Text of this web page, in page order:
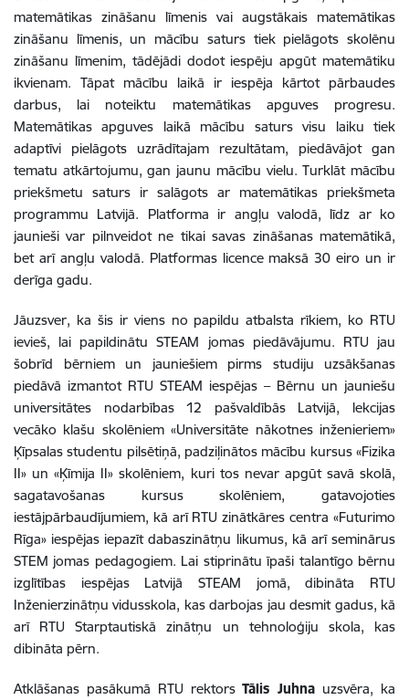
matemātikas zināšanu līmenis vai augstākais matemātikas
zināšanu līmenis, un mācību saturs tiek pielāgots skolēnu
zināšanu līmenim, tādējādi dodot iespēju apgūt matemātiku
ikvienam. Tāpat mācību laikā ir iespēja kārtot pārbaudes
darbus, lai noteiktu matemātikas apguves progresu.
Matemātikas apguves laikā mācību saturs visu laiku tiek
adaptīvi pielāgots uzrādītajam rezultātam, piedāvājot gan
tematu atkārtojumu, gan jaunu mācību vielu. Turklāt mācību
priekšmetu saturs ir salāgots ar matemātikas priekšmeta
programmu Latvijā. Platforma ir angļu valodā, līdz ar ko
jaunieši var pilnveidot ne tikai savas zināšanas matemātikā,
bet arī angļu valodā. Platformas licence maksā 30 eiro un ir
derīga gadu.
Jāuzsver, ka šis ir viens no papildu atbalsta rīkiem, ko RTU
ievieš, lai papildinātu STEAM jomas piedāvājumu. RTU jau
šobrīd bērniem un jauniešiem pirms studiju uzsākšanas
piedāvā izmantot RTU STEAM iespējas – Bērnu un jauniešu
universitātes nodarbības 12 pašvaldībās Latvijā, lekcijas
vecāko klašu skolēniem «Universitāte nākotnes inženieriem»
Ķīpsalas studentu pilsētiņā, padziļinātos mācību kursus «Fizika
II» un «Ķīmija II» skolēniem, kuri tos nevar apgūt savā skolā,
sagatavošanas kursus skolēniem, gatavojoties
iestājpārbaudījumiem, kā arī RTU zinātkāres centra «Futurimo
Rīga» iespējas iepazīt dabaszinātņu likumus, kā arī seminārus
STEM jomas pedagogiem. Lai stiprinātu īpaši talantīgo bērnu
izglītības iespējas Latvijā STEAM jomā, dibināta RTU
Inženierzinātņu vidusskola, kas darbojas jau desmit gadus, kā
arī RTU Starptautiskā zinātņu un tehnoloģiju skola, kas
dibināta pērn.
Atklāšanas pasākumā RTU rektorsTālis Juhna uzsvēra, ka